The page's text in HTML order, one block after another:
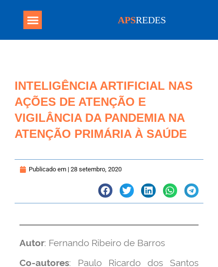
APSREDES
INTELIGÊNCIA ARTIFICIAL NAS
AÇÕES DE ATENÇÃO E
VIGILÂNCIA DA PANDEMIA NA
ATENÇÃO PRIMÁRIA À SAÚDE
Publicado em | 28 setembro, 2020
Autor: Fernando Ribeiro de Barros
Co-autores: Paulo Ricardo dos Santos